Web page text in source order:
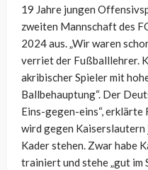
19 Jahre jungen
zweiten Mannschaft des
2024 aus. „Wir waren
verriet der Fußballlehrer.
akribischer Spieler mit
Ballbehauptung“. Der
Eins-gegen-eins“,
wird gegen Kaiserslautern
Kader stehen. Zwar habe
trainiert und stehe „gut im